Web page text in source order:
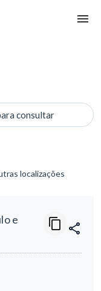
consultar
localizações
e